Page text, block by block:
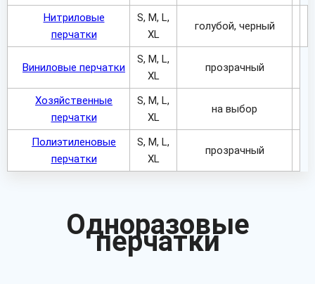
Нитриловые
перчатки
S, M, L,
XL
голубой, черный
Виниловые перчатки
S, M, L,
XL
прозрачный
Хозяйственные
перчатки
S, M, L,
XL
на выбор
Полиэтиленовые
перчатки
S, M, L,
XL
прозрачный
Одноразовые
перчатки